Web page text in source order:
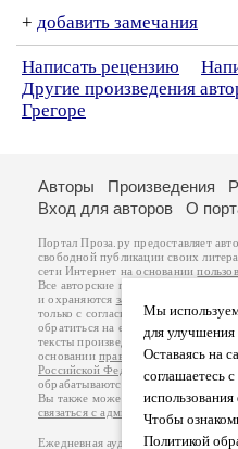
+ добавить замечания
Написать рецензию
Другие произведения
Грегоре
Мы
для улучшения
Оставаясь на
соглашаетесь
Чтобы
Политикой
Авторы Произведения
Вход для авторов
О
Портал Проза.ру предоставляет
свободной публикации своих
сети Интернет на основании
Все авторские права на
и охраняются законом
.
только с согласия его автора, к
обратиться на его авторской
тексты произведений авторы несут
основанииправил публикациии
Российской Федерации
обрабатываются на основании
Вы также можете посмотреть
связаться с администрацией
Ежедневная аудитория портала